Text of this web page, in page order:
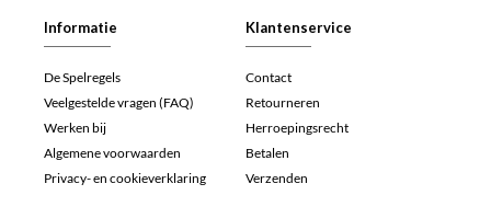
Informatie
De Spelregels
Veelgestelde vragen (FAQ)
Werken bij
Algemene voorwaarden
Privacy- en cookieverklaring
Klantenservice
Contact
Retourneren
Herroepingsrecht
Betalen
Verzenden